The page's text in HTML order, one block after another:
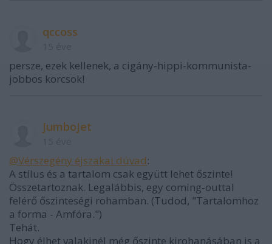
qccoss
persze, ezek kellenek, a cigány-hippi-kommunista-
jobbos korcsok!
JumboJet
@Vérszegény éjszakai dúvad:
A stílus és a tartalom csak együtt lehet őszinte!
Összetartoznak. Legalábbis, egy coming-outtal
felérő őszinteségi rohamban. (Tudod, "Tartalomhoz
a forma - Amfóra.")
Tehát.
Hogy élhet valakinél még őszinte kirohanásában is a